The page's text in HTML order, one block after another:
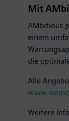
Mit
AMbitious
einem
die
Alle
Weitere